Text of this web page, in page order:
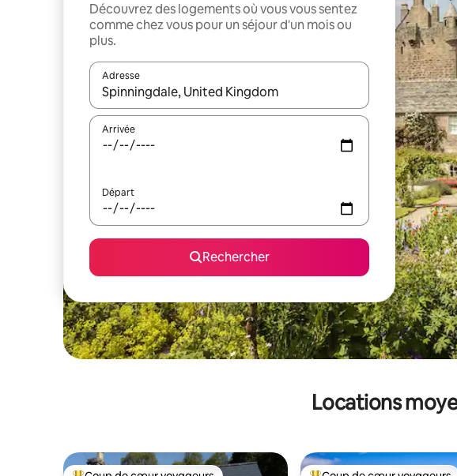
Découvrez des logements où vous vous sentez
comme chez vous pour un séjour d'un mois ou
plus.
Adresse
Lorsque les résultats s'affichent, utilisez les flèches vers le haut et
Arrivée
Départ
Rechercher
Locations